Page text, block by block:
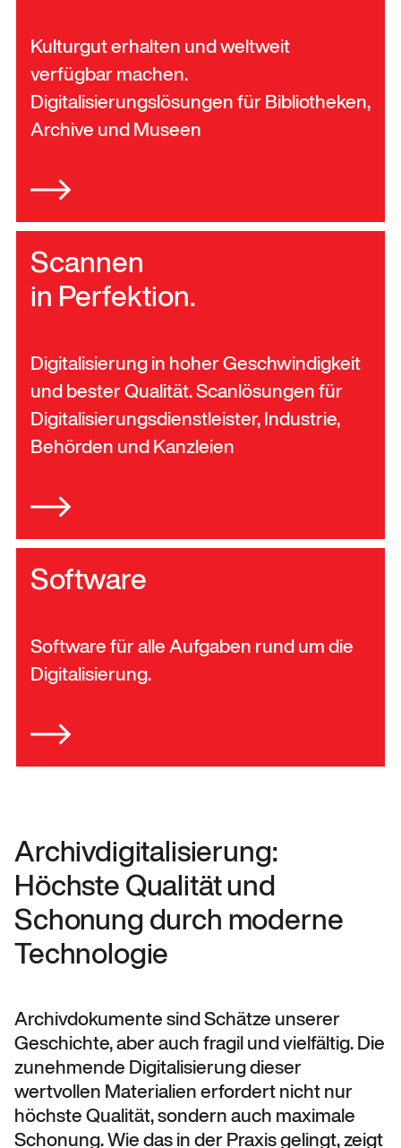
Kulturgut erhalten und weltweit
verfügbar machen.
Digitalisierungslösungen für Bibliotheken,
Archive und Museen
Scannen
in Perfektion.
Digitalisierung in hoher Geschwindigkeit
und bester Qualität. Scanlösungen für
Digitalisierungsdienstleister, Industrie,
Behörden und Kanzleien
Software
Software für alle Aufgaben rund um die
Digitalisierung.
Archivdigitalisierung:
Höchste Qualität und
Schonung durch moderne
Technologie
Archivdokumente sind Schätze unserer
Geschichte, aber auch fragil und vielfältig. Die
zunehmende Digitalisierung dieser
wertvollen Materialien erfordert nicht nur
höchste Qualität, sondern auch maximale
Schonung. Wie das in der Praxis gelingt, zeigt